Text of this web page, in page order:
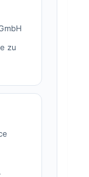
zu